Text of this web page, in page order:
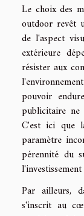
Le choix des
outdoor revêt
de l'aspect
extérieure
résister aux
pouvoir
publicitaire
C'est ici que
paramètre
pérennité du
Par ailleurs,
s'inscrit au